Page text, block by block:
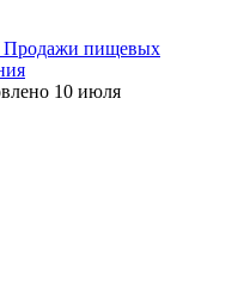
Продажи пищевых
10 июля